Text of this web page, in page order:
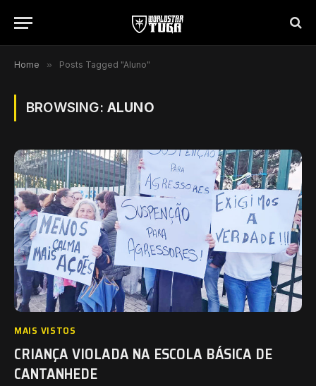
Home » Posts Tagged "Aluno"
BROWSING: ALUNO
MAIS VISTOS
CRIANÇA VIOLADA NA ESCOLA BÁSICA DE
CANTANHEDE